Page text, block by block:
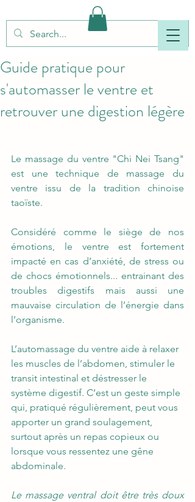
Guide pratique pour
s'automasser le ventre et
retrouver une digestion légère
Le massage du ventre "Chi Nei Tsang"
est une technique de massage du
ventre issu de la tradition chinoise
taoïste.
Considéré comme le siège de nos
émotions, le ventre est fortement
impacté en cas d’anxiété, de stress ou
de chocs émotionnels... entrainant des
troubles digestifs mais aussi une
mauvaise circulation de l’énergie dans
l’organisme.
L’automassage du ventre aide à relaxer
les muscles de l’abdomen, stimuler le
transit intestinal et déstresser le
système digestif. C’est un geste simple
qui, pratiqué régulièrement, peut vous
apporter un grand soulagement,
surtout après un repas copieux ou
lorsque vous ressentez une gêne
abdominale.
Le massage ventral doit être très doux